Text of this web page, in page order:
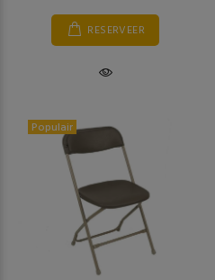
RESERVEER
Populair